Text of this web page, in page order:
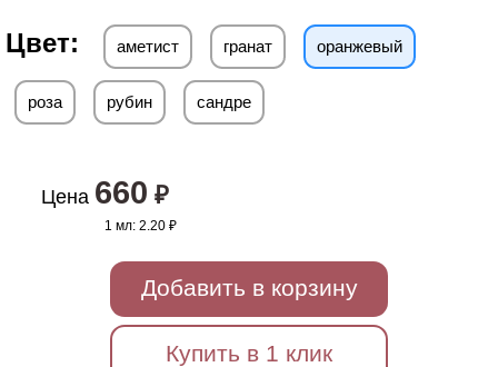
Цвет: аметист гранат оранжевый
роза рубин сандре
Цена 660 ₽
1 мл:2.20 ₽
Добавить в корзину
Купить в 1 клик